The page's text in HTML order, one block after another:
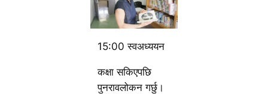
15:00 स्वअध्ययन
कक्षा सकिएपछि
पुनरावलोकन गर्छु।